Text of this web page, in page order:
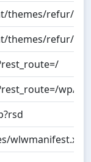
refur/
refur/
wp/
wlwmanifest.xml